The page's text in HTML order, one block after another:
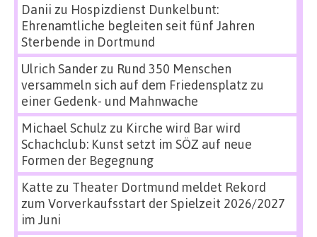
Danii zu Hospizdienst Dunkelbunt:
Ehrenamtliche begleiten seit fünf Jahren
Sterbende in Dortmund
Ulrich Sanderzu Rund 350 Menschen
versammeln sich auf dem Friedensplatz zu
einer Gedenk- und Mahnwache
Michael Schulz zu Kirche wird Bar wird
Schachclub: Kunst setzt im SÖZ auf neue
Formen der Begegnung
Katte zu Theater Dortmund meldet Rekord
zum Vorverkaufsstart der Spielzeit 2026/2027
im Juni